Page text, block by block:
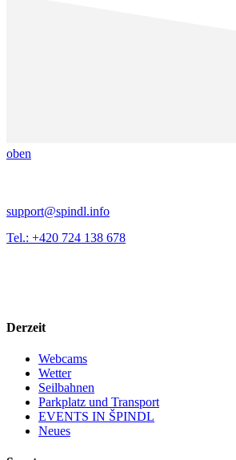
oben
support@spindl.info
Tel.: +420 724 138 678
Derzeit
Webcams
Wetter
Seilbahnen
Parkplatz und Transport
EVENTS IN ŠPINDL
Neues